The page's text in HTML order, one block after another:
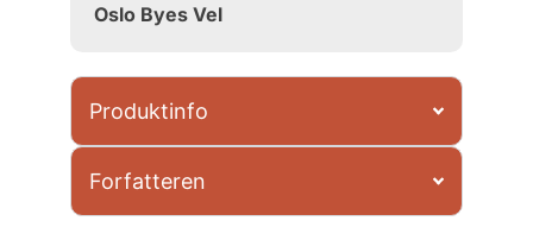
Oslo Byes Vel
Produktinfo
Forfatteren